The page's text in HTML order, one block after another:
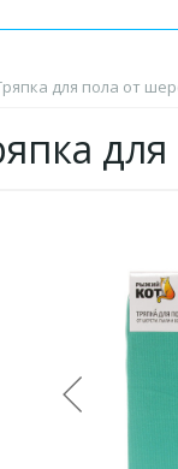
для пола от